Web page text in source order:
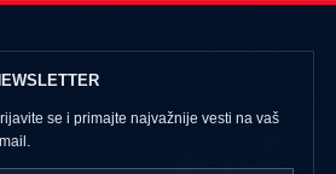
se i primajte najvažnije vesti na vaš